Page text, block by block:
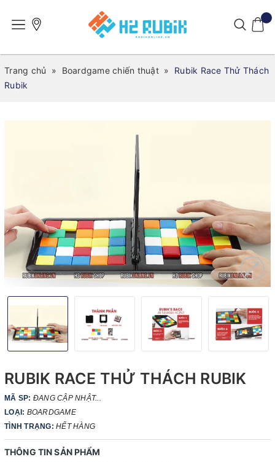
Trang chủ » Boardgame chiến thuật »
Rubik Race Thử Thách
Rubik
RUBIK RACE THỬ THÁCH RUBIK
MÃ SP: ĐANG CẬP NHẬT...
LOẠI: BOARDGAME
TÌNH TRẠNG: HẾT HÀNG
THÔNG TIN SẢN PHẨM